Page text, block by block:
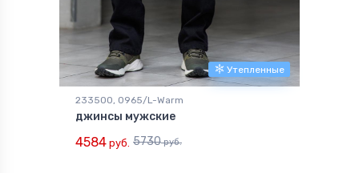
Утепленные
233500, 0965/L-Warm
джинсы мужские
4584 руб. 5730руб.